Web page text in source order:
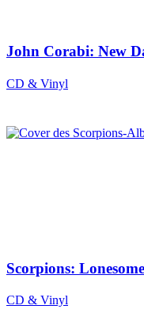
John Corabi: New
CD & Vinyl
Scorpions:
CD & Vinyl